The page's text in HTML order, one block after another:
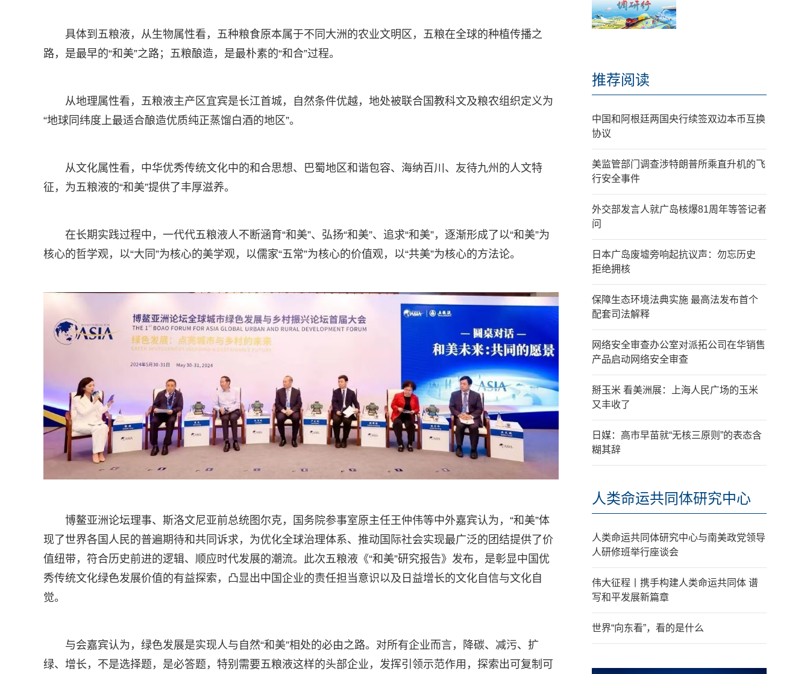
具体到五粮液，从生物属性看，五种粮食原本属于不同大洲的农业文明区，五粮在全球的种植传播之
路，是最早的“和美”之路；五粮酿造，是最朴素的“和合”过程。
从地理属性看，五粮液主产区宜宾是长江首城，自然条件优越，地处被联合国教科文及粮农组织定义为
“地球同纬度上最适合酿造优质纯正蒸馏白酒的地区”。
从文化属性看，中华优秀传统文化中的和合思想、巴蜀地区和谐包容、海纳百川、友待九州的人文特
征，为五粮液的“和美”提供了丰厚滋养。
在长期实践过程中，一代代五粮液人不断涵育“和美”、弘扬“和美”、追求“和美”，逐渐形成了以“和美”为
核心的哲学观，以“大同”为核心的美学观，以儒家“五常”为核心的价值观，以“共美”为核心的方法论。
博鳌亚洲论坛理事、斯洛文尼亚前总统图尔克，国务院参事室原主任王仲伟等中外嘉宾认为，“和美”体
现了世界各国人民的普遍期待和共同诉求，为优化全球治理体系、推动国际社会实现最广泛的团结提供了价
值纽带，符合历史前进的逻辑、顺应时代发展的潮流。此次五粮液《“和美”研究报告》发布，是彰显中国优
秀传统文化绿色发展价值的有益探索，凸显出中国企业的责任担当意识以及日益增长的文化自信与文化自
觉。
与会嘉宾认为，绿色发展是实现人与自然“和美”相处的必由之路。对所有企业而言，降碳、减污、扩
绿、增长，不是选择题，是必答题，特别需要五粮液这样的头部企业，发挥引领示范作用，探索出可复制可
推荐阅读
中国和阿根廷两国央行续签双边本币互换
协议
美监管部门调查涉特朗普所乘直升机的飞
行安全事件
外交部发言人就广岛核爆81周年等答记者
问
日本广岛废墟旁响起抗议声：勿忘历史
拒绝拥核
保障生态环境法典实施 最高法发布首个
配套司法解释
网络安全审查办公室对派拓公司在华销售
产品启动网络安全审查
掰玉米 看美洲展：上海人民广场的玉米
又丰收了
日媒：高市早苗就“无核三原则”的表态含
糊其辞
人类命运共同体研究中心
人类命运共同体研究中心与南美政党领导
人研修班举行座谈会
伟大征程丨携手构建人类命运共同体 谱
写和平发展新篇章
世界“向东看”，看的是什么